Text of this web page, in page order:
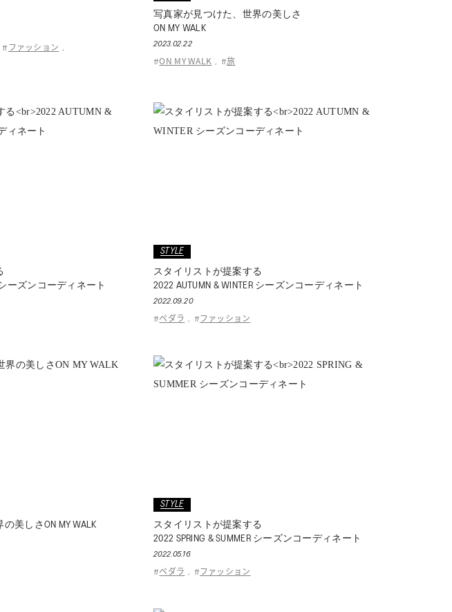
# ファッション ,
写真家が見つけた、世界の美しさ
ON MY WALK
2023.02.22
#ON MY WALK , #旅
シーズンコーディネート
STYLE
スタイリストが提案する
2022 AUTUMN & WINTER シーズンコーディネート
2022.09.20
# ペダラ , # ファッション
美しさON MY WALK
STYLE
スタイリストが提案する
2022 SPRING & SUMMER シーズンコーディネート
2022.05.16
# ペダラ , # ファッション